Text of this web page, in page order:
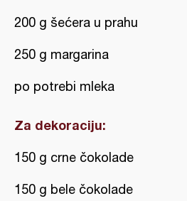
200 g šećera u prahu
250 g margarina
po potrebi mleka
Za dekoraciju:
150 g crne čokolade
150 g bele čokolade